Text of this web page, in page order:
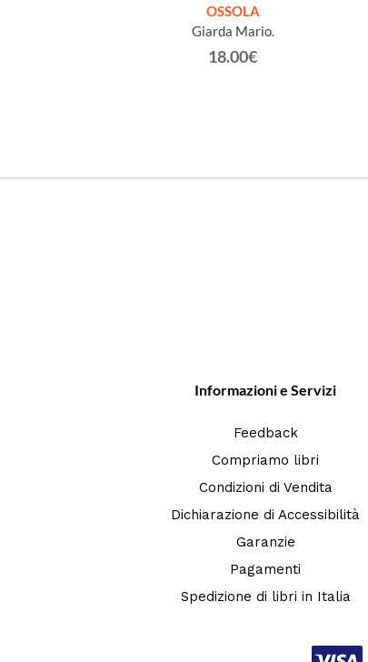
OSSOLA
Giarda Mario.
18.00€
Informazioni e Servizi
Feedback
Compriamo libri
Condizioni di Vendita
Dichiarazione di Accessibilità
Garanzie
Pagamenti
Spedizione di libri in Italia